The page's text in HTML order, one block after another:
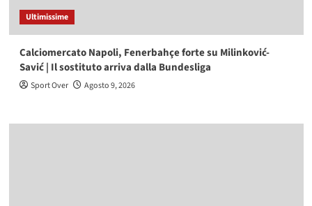
Ultimissime
Calciomercato Napoli, Fenerbahçe forte su Milinković-
Savić | Il sostituto arriva dalla Bundesliga
Sport Over Agosto 9, 2026